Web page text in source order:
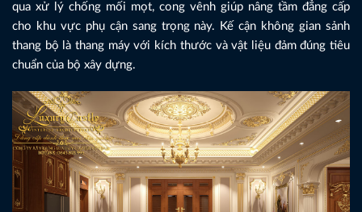
qua xử lý chống mối mọt, cong vênh giúp nâng tầm đẳng cấp
cho khu vực phụ cận sang trọng này. Kế cận không gian sảnh
thang bộ là thang máy với kích thước và vật liệu đảm đúng tiêu
chuẩn của bộ xây dựng.